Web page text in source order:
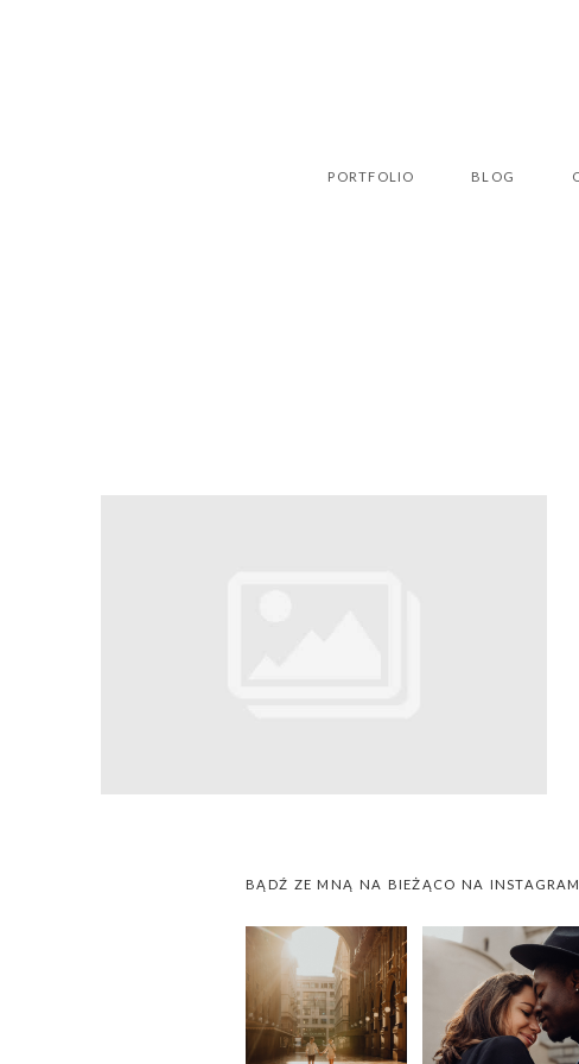
PORTFOLIO BLOG
BĄDŹ ZE MNĄ NA BIEŻĄCO NA